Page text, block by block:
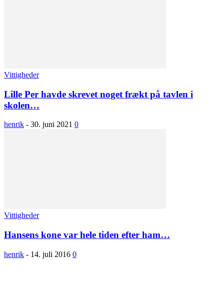
Vittigheder
Lille Per havde skrevet noget frækt på tavlen i
skolen…
henrik - 30. juni 2021 0
Vittigheder
Hansens kone var hele tiden efter ham…
henrik - 14. juli 2016 0